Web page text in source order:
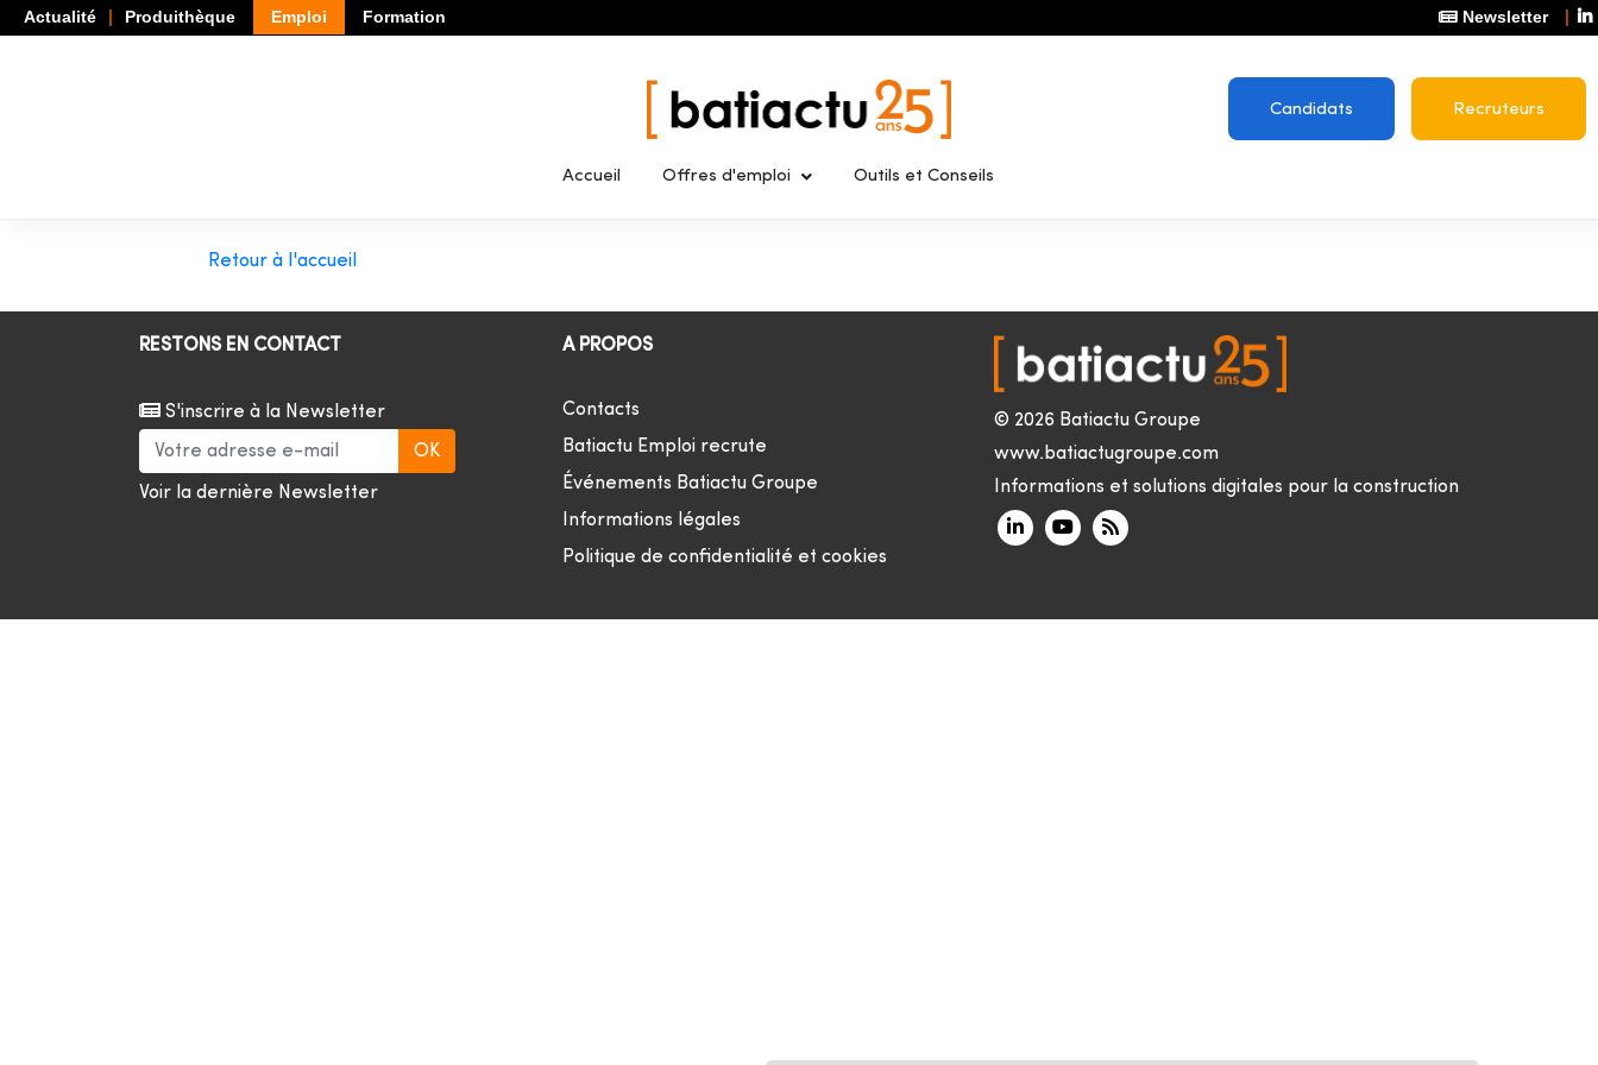
Actualité Produithèque Emploi Formation Newsletter
Candidats Recruteurs
Accueil Offres d'emploi Outils et Conseils
Retour à l'accueil
RESTONS EN CONTACT
S'inscrire à la Newsletter
Voir la dernière Newsletter
A PROPOS
Contacts
Batiactu Emploi recrute
Événements Batiactu Groupe
Informations légales
Politique de confidentialité et cookies
© 2026 Batiactu Groupe
www.batiactugroupe.com
Informations et solutions digitales pour la construction